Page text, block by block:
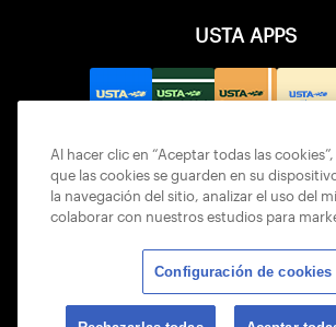
USTA APPS
© 2026 USTA ALL RIGHTS
Al hacer clic en “Aceptar todas las
que las cookies se guarden en su
la navegación del sitio, analizar el uso del
colaborar con nuestros estudios para
Configuración de cookies